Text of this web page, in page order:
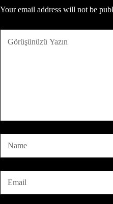
Your email address will not be